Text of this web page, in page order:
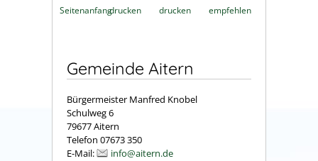
Seitenanfangdrucken
drucken
empfehlen
Gemeinde Aitern
Bürgermeister Manfred Knobel
Schulweg 6
79677 Aitern
Telefon 07673 350
E-Mail:
info@aitern.de